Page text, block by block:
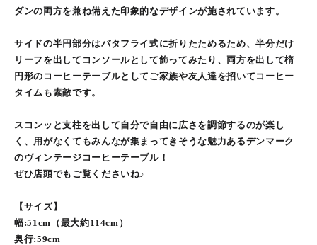
ダンの両方を兼ね備えた印象的なデザインが施されています。
サイドの半円部分はバタフライ式に折りたためるため、半分だけ
リーフを出してコンソールとして飾ってみたり、両方を出して楕
円形のコーヒーテーブルとしてご家族や友人達を招いてコーヒー
タイムも素敵です。
スコンッと支柱を出して自分で自由に広さを調節するのが楽し
く、用がなくてもみんなが集まってきそうな魅力あるデンマーク
のヴィンテージコーヒーテーブル！
ぜひ店頭でもご覧くださいね♪
【サイズ】
幅:51cm（最大約114cm）
奥行:59cm